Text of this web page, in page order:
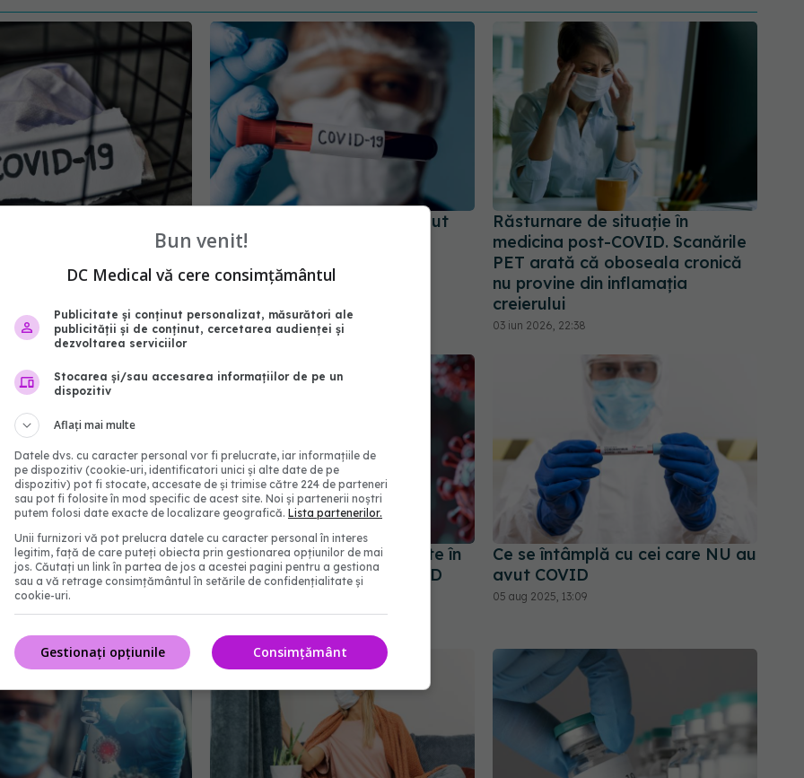
de COVID 19
reinfectările continuă
Ce trebuie să știi
Ce trebuie să știi dacă ai avut
COVID
Răsturnare de situație în
medicina post-COVID. Scanările
PET arată că oboseala cronică
nu provine din inflamația
creierului
03 iun 2026, 22:38
care răcesc mai des
de COVID-19.
cercetătorilor
Structuri ciudate descoperite în
sângele pacienților cu COVID
Ce se întâmplă cu cei care NU au
avut COVID
05 aug 2025, 13:09
Bun venit!
DC Medical vă cere consimțământul
Publicitate și conținut personalizat, măsurători ale
publicității și de conținut, cercetarea audienței și
dezvoltarea serviciilor
Stocarea și/sau accesarea informațiilor de pe un
dispozitiv
Aflați mai multe
Datele dvs. cu caracter personal vor fi prelucrate, iar informațiile de
pe dispozitiv (cookie-uri, identificatori unici și alte date de pe
dispozitiv) pot fi stocate, accesate de și trimise către 224 de parteneri
sau pot fi folosite în mod specific de acest site. Noi și partenerii noștri
putem folosi date exacte de localizare geografică. Lista partenerilor.
Unii furnizori vă pot prelucra datele cu caracter personal în interes
legitim, față de care puteți obiecta prin gestionarea opțiunilor de mai
jos. Căutați un link în partea de jos a acestei pagini pentru a gestiona
sau a vă retrage consimțământul în setările de confidențialitate și
cookie-uri.
Consimțământ
Gestionați opțiunile